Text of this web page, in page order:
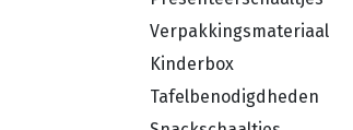
Verpakkingsmateriaal
Kinderbox
Tafelbenodigdheden